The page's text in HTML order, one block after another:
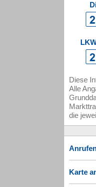
Diese
Alle
die
Karte